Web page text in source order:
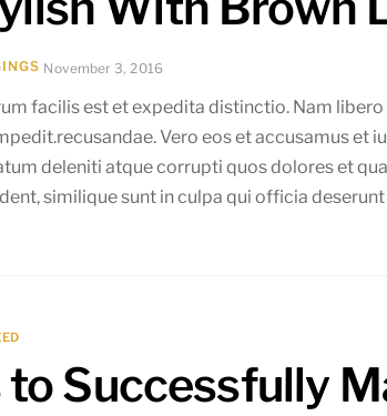
November 3, 2016
facilis est et expedita distinctio. Nam
Vero eos et accusamus et
deleniti atque corrupti quos dolores et
similique sunt in culpa qui officia
Successfully